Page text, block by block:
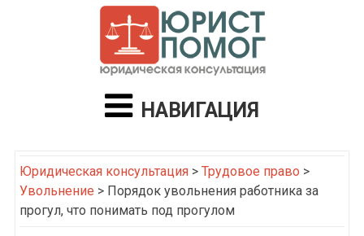
НАВИГАЦИЯ
Юридическая консультация> Трудовое право >
Увольнение > Порядок увольнения работника за
прогул, что понимать под прогулом